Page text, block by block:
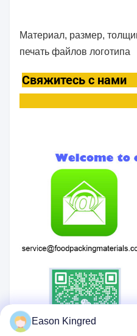
Материал, размер,
печать файлов логотипа
Свяжитесь с нами
Eason Kingred